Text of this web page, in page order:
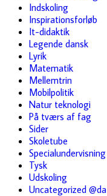
Indskoling
Inspirationsforløb
It-didaktik
Legende dansk
Lyrik
Matematik
Mellemtrin
Mobilpolitik
Natur teknologi
På tværs af fag
Sider
Skoletube
Specialundervisning
Tysk
Udskoling
Uncategorized @da